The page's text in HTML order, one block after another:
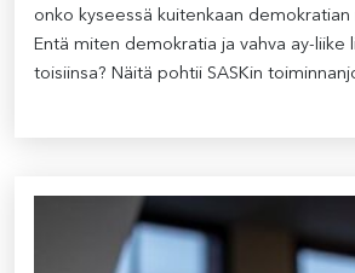
onko kyseessä kuitenkaan
Entä miten demokratia ja vahva ay-liike
toisiinsa? Näitä pohtii SASKin